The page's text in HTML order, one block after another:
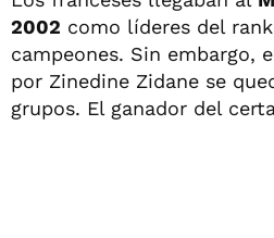
2002 como líderes del
campeones. Sin embargo,
por Zinedine Zidane se
grupos. El ganador del